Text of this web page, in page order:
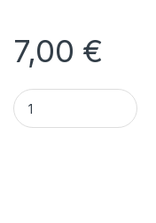
7,00 €
Quantidade